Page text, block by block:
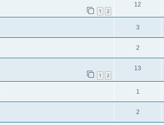
1 2
12
3
2
1 2
13
1
2